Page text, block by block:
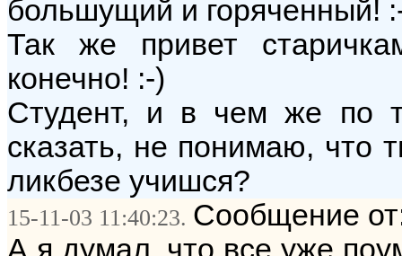
большущий и горяченный!
Так же привет
конечно! :-)
Студент, и в чем же по
сказать, не понимаю, что
ликбезе учишся?
15-11-03 11:40:23. Сообщение
А я думал, что все уже